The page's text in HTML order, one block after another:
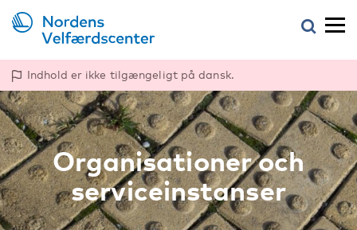
Indhold er ikke tilgængeligt på dansk.
Organisationer och
serviceinstanser